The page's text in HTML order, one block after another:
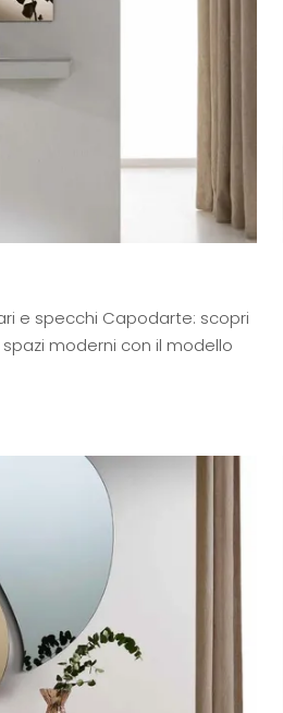
e specchi Capodarte: scopri
moderni con il modello